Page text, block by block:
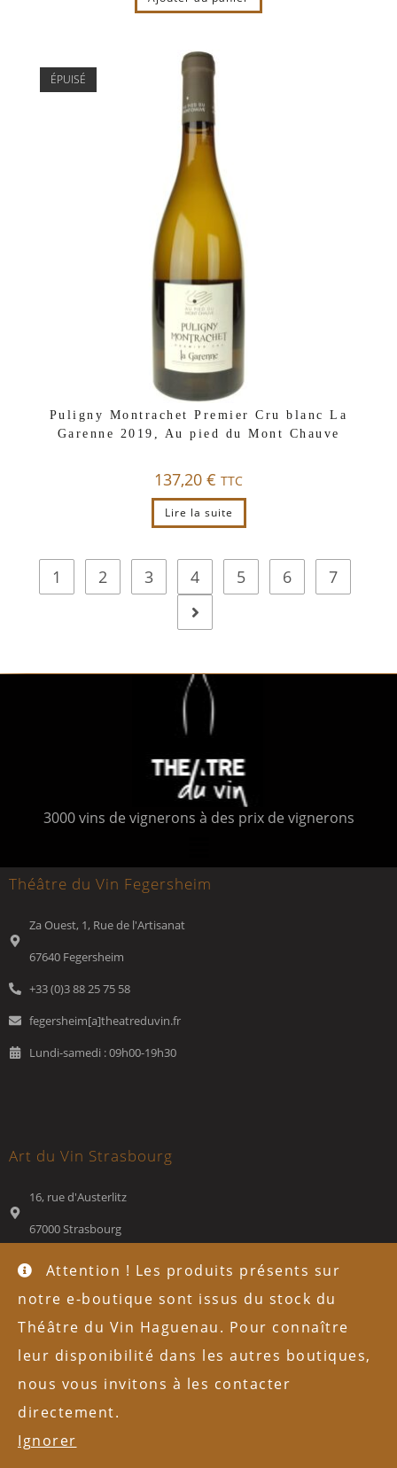
Attention ! Les produits présents sur
notre e-boutique sont issus du stock du
Théâtre du Vin Haguenau. Pour connaître
leur disponibilité dans les autres boutiques,
nous vous invitons à les contacter
directement.
Ignorer
ÉPUISÉ
Puligny Montrachet Premier Cru blanc La
Garenne 2019, Au pied du Mont Chauve
137,20 € TTC
Lire la suite
1 2 3 4 5 6 7
3000 vins de vignerons à des prix de vignerons
Théâtre du Vin Fegersheim
Za Ouest, 1, Rue de l'Artisanat
67640 Fegersheim
+33 (0)3 88 25 75 58
fegersheim[a]theatreduvin.fr
Lundi-samedi : 09h00-19h30
Art du Vin Strasbourg
16, rue d'Austerlitz
67000 Strasbourg
+33 (0)3 88 35 12 28
austerlitz[a]theatreduvin.fr
Lundi 10h00-13h00/14h00-19h30; mardi-samedi 09h00-19h30
Théâtre du Vin Strasbourg
43, rue du Marché-Gare
67200 Strasbourg